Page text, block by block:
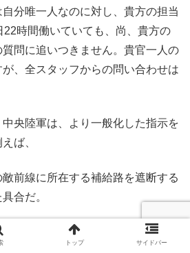
自分唯一人なのに対し、貴方の担当
時間働いていても、尚、貴方の
問に追いつきません。貴官一人の
、全スタッフからの問い合わせは
央陸軍は、より一般化した指示を
ば、
敵前線に所在する補給路を遮断する
合だ。
った。従い、我々は哨戒隊をより
トップ サイドバー